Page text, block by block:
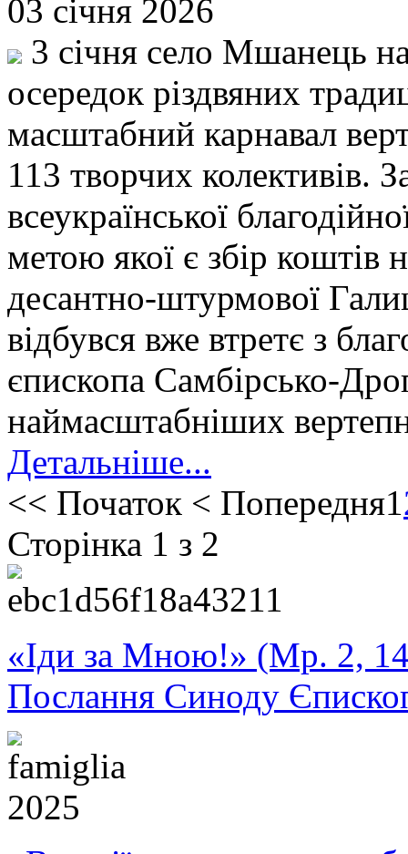
03 січня 2026
3 січня село Мшанець
осередок різдвяних
масштабний карнавал
113 творчих колективів.
всеукраїнської
метою якої є збір коштів
десантно-штурмової
відбувся вже втретє з
єпископа Самбірсько-
наймасштабніших
Детальніше...
<< Початок < Попередня1
Сторінка 1 з 2
«Іди за Мною!» (Мр. 2,
Послання Синоду